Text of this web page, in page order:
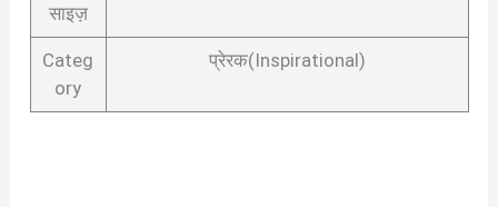
साइज़
Categ
ory
प्रेरक(Inspirational)